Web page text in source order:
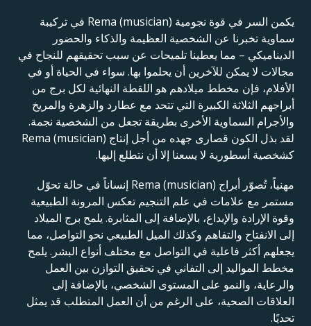
يكمن السر في قوة نجومية Rema (musician) في تركيبة
سماوية تخبرنا عن الشخصية العظيمة والذكاء والحضور
الديناميكي – مما يعطينا تلميحات عن سبب تحقيقهم للنجاح في
مجالات لا يمكن للآخرين أن يحلموا بها. سواء في الحياة أو في
الأفلام، فإن مخطط ميلادهم هو اللقطة النهائية لكل برج من
أبراجهم الثلاثة الكبيرة التي تتحد مع عطارد والزهرة والمريخ
والأجرام السماوية الأخرى بطريقة تجعل من الشخصية نجمة.
لقد بذل الكون قصارى جهده من أجل إنتاج Rema (musician)
كشخصية أسطورية لا يسعنا إلا أن نتطلع إليها.
مهنياً، تُصوّر أبراج Rema (musician) إنساناً في حالة تحوّل
مستمر مع علامات في علم التنجيم تعكس المرونة الطبيعية
وقوة الإرادة والإبداع، بالإضافة إلى المثابرة. يلمح برج الميلاد
إلى الانفتاح والتفاهم وكذلك الميل الطبيعي نحو التواصل، مما
يجعلهم أكثر فاعلية في التواصل مع مختلف أنواع البشر. يلمح
مخطط المواليد إلى التفاني في تحقيق التوازن بين العمل
والرعاية، والنمو على المستوى الشخصي، بالإضافة إلى
العلاقات الصحية، على الرغم من أن العمل المتطلب قد يمثل
تحديًا.